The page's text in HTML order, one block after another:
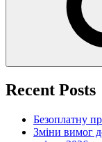
Recent Posts
Безоплатну
Зміни вимог